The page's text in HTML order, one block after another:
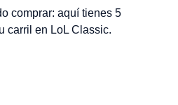
comprar: aquí tienes 5
carril en LoL Classic.